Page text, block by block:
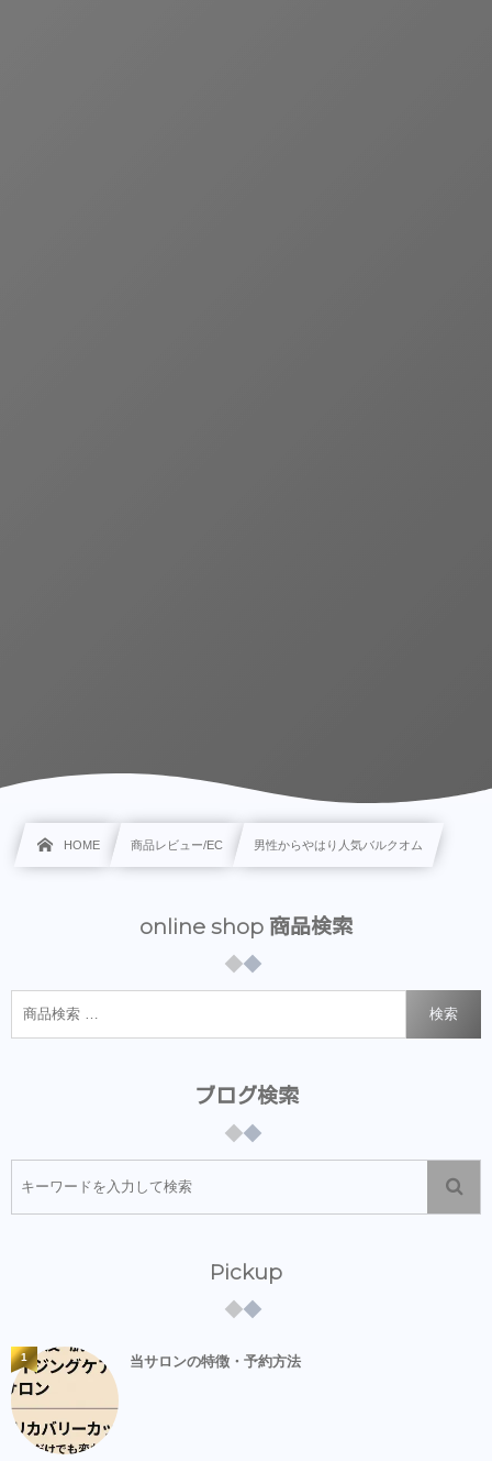
HOME 商品レビュー/EC 男性からやはり人気バルクオム
online shop 商品検索
検索
ブログ検索
Pickup
当サロンの特徴・予約方法
1